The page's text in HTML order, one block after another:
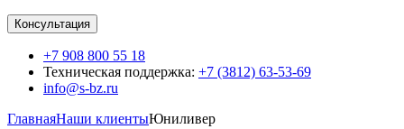
Консультация
+7 908 800 55 18
Техническая поддержка: +7 (3812) 63-53-69
info@s-bz.ru
ГлавнаяНаши клиентыЮниливер